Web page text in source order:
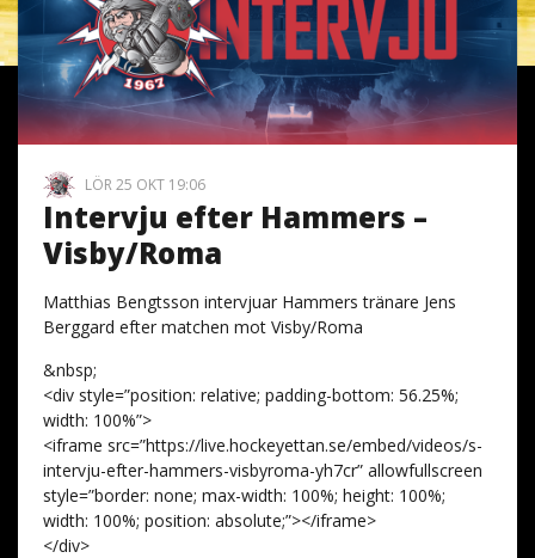
LÖR 25 OKT 19:06
Intervju efter Hammers –
Visby/Roma
Matthias Bengtsson intervjuar Hammers tränare Jens
Berggard efter matchen mot Visby/Roma
&nbsp;
<div style=”position: relative; padding-bottom: 56.25%;
width: 100%”>
<iframe src=”https://live.hockeyettan.se/embed/videos/s-
intervju-efter-hammers-visbyroma-yh7cr” allowfullscreen
style=”border: none; max-width: 100%; height: 100%;
width: 100%; position: absolute;”></iframe>
</div>